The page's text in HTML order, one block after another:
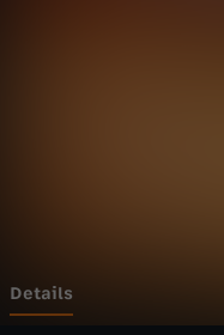
s
Details